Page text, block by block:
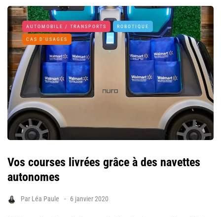
AUTOMOBILE / TRANSPORTS ROBOTIQUE
CAS D'USAGES
Vos courses livrées grâce à des navettes
autonomes
Par Léa Paule 6 janvier 2020